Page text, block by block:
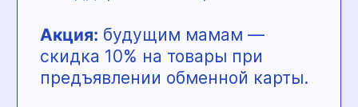
Акция: скидка 15% при оплате
годового абонемента.